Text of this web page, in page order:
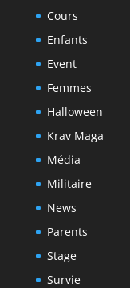
Cours
Enfants
Event
Femmes
Halloween
Krav Maga
Média
Militaire
News
Parents
Stage
Survie